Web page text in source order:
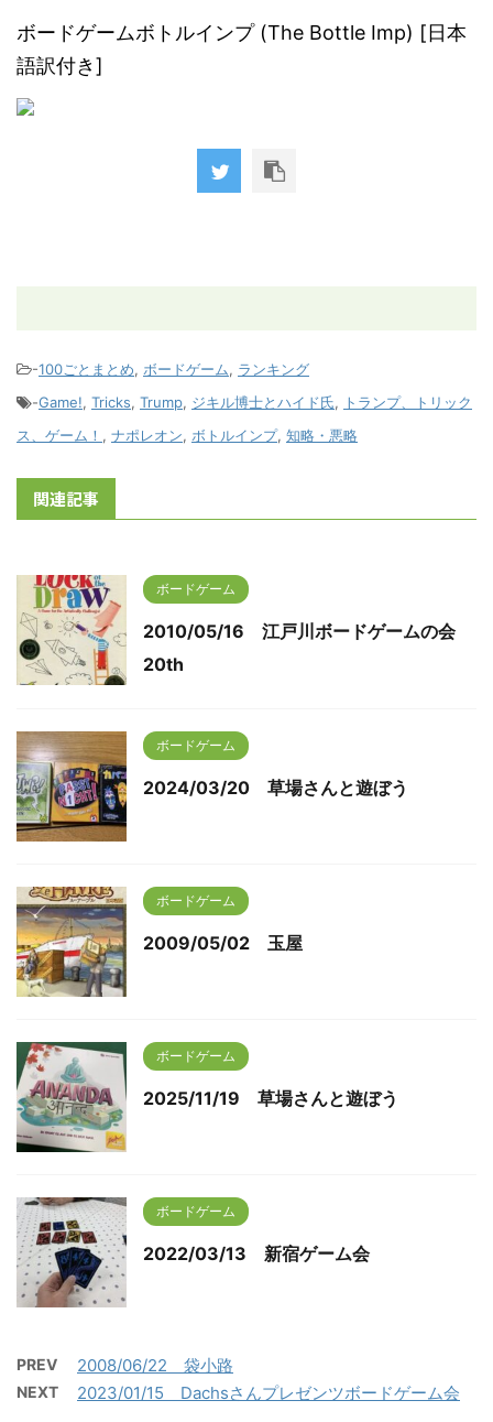
ボードゲームボトルインプ (The Bottle Imp) [日本
語訳付き]
-100ごとまとめ, ボードゲーム, ランキング
-Game!, Tricks, Trump, ジキル博士とハイド氏, トランプ、トリック
ス、ゲーム！ , ナポレオン, ボトルインプ, 知略・悪略
関連記事
ボードゲーム
2010/05/16 江戸川ボードゲームの会
20th
ボードゲーム
2024/03/20 草場さんと遊ぼう
ボードゲーム
2009/05/02 玉屋
ボードゲーム
2025/11/19 草場さんと遊ぼう
ボードゲーム
2022/03/13 新宿ゲーム会
PREV 2008/06/22 袋小路
NEXT 2023/01/15 Dachsさんプレゼンツボードゲーム会